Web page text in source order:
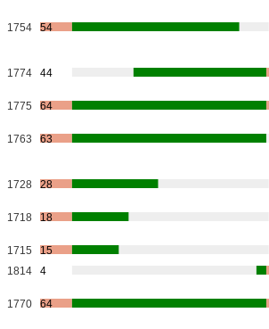
1754 54
1774 44
1775 64
1763 63
1728 28
1718 18
1715
15
1814 4
1770 64